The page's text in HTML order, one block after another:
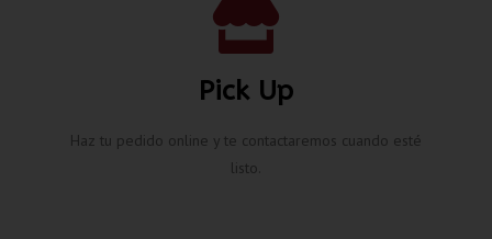
Pick Up
Haz tu pedido online y te contactaremos cuando esté
listo.